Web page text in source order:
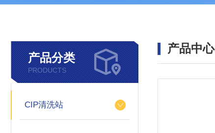
产品分类
PRODUCTS
CIP清洗站
产品中心